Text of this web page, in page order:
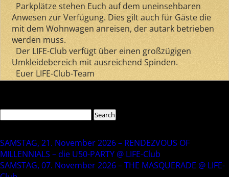
Parkplätze stehen Euch auf dem uneinsehbaren
Anwesen zur Verfügung. Dies gilt auch für Gäste die
mit dem Wohnwagen anreisen, der autark betrieben
werden muss.
Der LIFE-Club verfügt über einen großzügigen
Umkleidebereich mit ausreichend Spinden.
Euer LIFE-Club-Team
SAMSTAG, 21. November 2026 – RENDEZVOUS OF
MILLENNIALS – die U50-PARTY @ LIFE-Club
SAMSTAG, 07. November 2026 – THE MASQUERADE @ LIFE-